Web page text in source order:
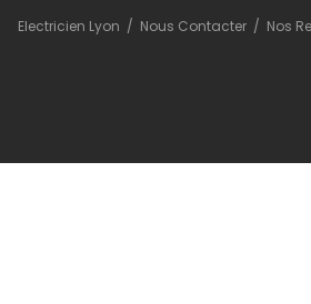
Electricien Lyon / Nous Contacter/ Nos